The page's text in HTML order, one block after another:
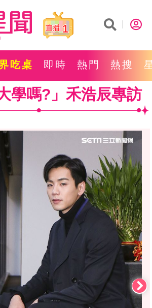
1
吃桌 即時 熱門 熱搜
學嗎?」禾浩辰專訪